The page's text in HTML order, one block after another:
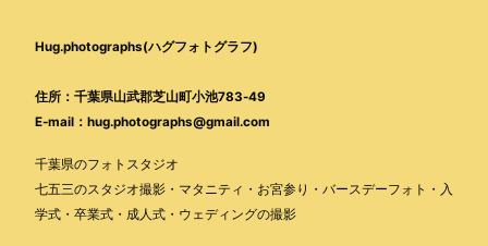
Hug.photographs(ハグフォトグラフ)
住所：千葉県山武郡芝山町小池783-49
E-mail：hug.photographs@gmail.com
千葉県のフォトスタジオ
七五三のスタジオ撮影・マタニティ・お宮参り・バースデーフォト・入
学式・卒業式・成人式・ウェディングの撮影